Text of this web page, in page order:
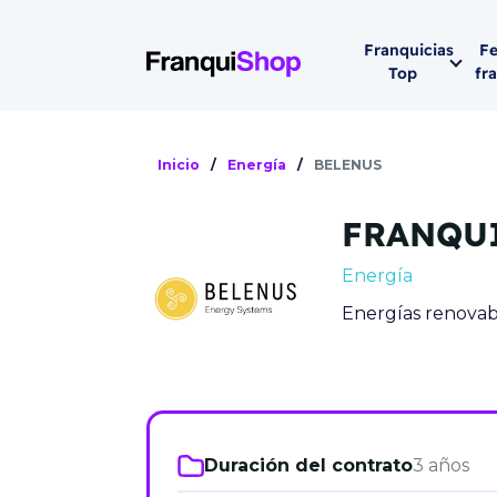
Franquicias
Top
Hostelería
Estética y
IFEMA -
España)
Lleva tu
Inicio / Energía / BELENUS
Energía
Energías
Duración del contrato3 años